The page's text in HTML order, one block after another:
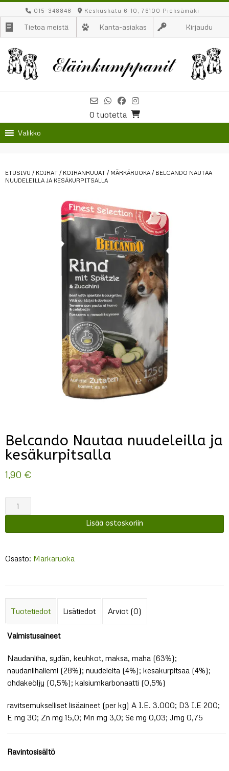
to
content
015-348848 Keskuskatu 6-10, 76100 Pieksämäki
Tietoa meistä Kanta-asiakas Kirjaudu
0 tuotetta
Valikko
ETUSIVU / KOIRAT / KOIRANRUUAT / MÄRKÄRUOKA / BELCANDO NAUTAA
NUUDELEILLA JA KESÄKURPITSALLA
Belcando Nautaa nuudeleilla ja
kesäkurpitsalla
1,90 €
Belcando
Nautaa
määrä
Lisää ostoskoriin
Osasto: Märkäruoka
Tuotetiedot Lisätiedot Arviot (0)
Valmistusaineet
Naudanliha, sydän, keuhkot, maksa, maha (63%);
naudanlihaliemi (28%); nuudeleita (4%); kesäkurpitsaa (4%);
ohdakeöljy (0,5%); kalsiumkarbonaatti (0,5%)
ravitsemukselliset lisäaineet (per kg) A I.E. 3.000; D3 I.E 200;
E mg 30; Zn mg 15,0; Mn mg 3,0; Se mg 0,03; Jmg 0,75
Ravintosisältö